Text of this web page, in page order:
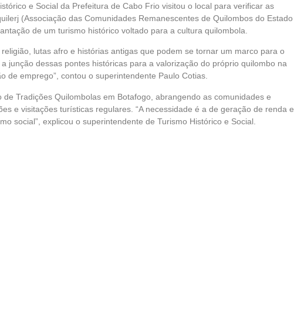
e Social da Prefeitura de Cabo Frio visitou o local para verificar as
(Associação das Comunidades Remanescentes de Quilombos do Estado
de um turismo histórico voltado para a cultura quilombola.
lutas afro e histórias antigas que podem se tornar um marco para o
junção dessas pontes históricas para a valorização do próprio quilombo na
de emprego”, contou o superintendente Paulo Cotias.
Tradições Quilombolas em Botafogo, abrangendo as comunidades e
e visitações turísticas regulares. “A necessidade é a de geração de renda e
social”, explicou o superintendente de Turismo Histórico e Social.